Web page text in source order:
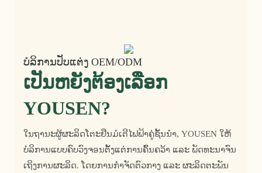
ບໍລິການປັບແຕ່ງ OEM/ODM
ເປັນຫຍັງຕ້ອງເລືອກ
YOUSEN?
ໃນຖານະຜູ້ຜະລິດໂຕະຢືນມໍເຕີໄຟຟ້າຄູ່ຊັ້ນນໍາ, YOUSEN ໃຫ້
ບໍລິການແບບຄົບວົງຈອນຕັ້ງແຕ່ການຄົ້ນຄວ້າ ແລະ ພັດທະນາຈົນ
ເຖິງການຜະລິດ. ໂດຍການກໍາຈັດຕົວກາງ ແລະ ຜະລິດຕະພັນ